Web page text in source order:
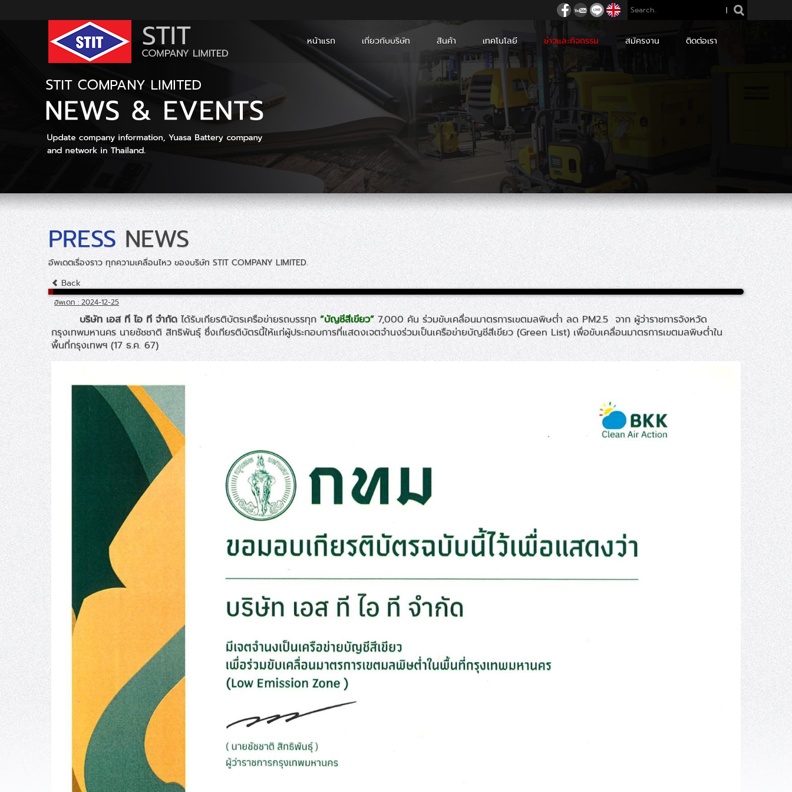
|
หน้าแรก เกี่ยวกับบริษัท สินค้า เทคโนโลยี ข่าวและกิจกรรม สมัครงาน ติดต่อเรา
PRESSNEWS
อัพเดตเรื่องราว ทุกความเคลื่อนไหว ของบริษัท STIT COMPANY LIMITED.
Back
อัพเดท : 2024-12-25
บริษัท เอส ที ไอ ที จำกัด ได้รับเกียรติบัตรเครือข่ายรถบรรทุก “บัญชีสีเขียว”7,000 คัน ร่วมขับเคลื่อนมาตรการเขตมลพิษต่ำ ลด PM2.5 จาก ผู้ว่าราชการจังหวัด
กรุงเทพมหานคร นายชัชชาติ สิทธิพันธุ์ ซึ่งเกียรติบัตรนี้ให้แก่ผู้ประกอบการที่แสดงเจตจำนงร่วมเป็นเครือข่ายบัญชีสีเขียว (Green List) เพื่อขับเคลื่อนมาตรการเขตมลพิษต่ำใน
พื้นที่กรุงเทพฯ (17 ธ.ค. 67)